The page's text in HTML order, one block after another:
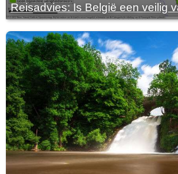
Reisadvies: Is België een veilig